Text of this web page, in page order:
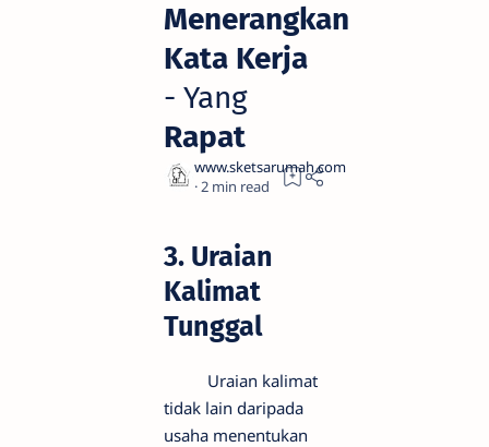
Menerangkan
Kata Kerja
- Yang
Rapat
2
3. Uraian
Kalimat
Tunggal
Uraian kalimat
tidak lain daripada
usaha menentukan